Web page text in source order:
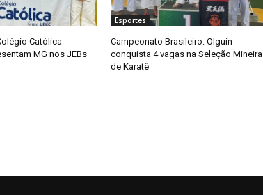
Católica
MG nos JEBs
Esportes
Campeonato Brasileiro: Olguin
conquista 4 vagas na Seleção Mineira
de Karatê